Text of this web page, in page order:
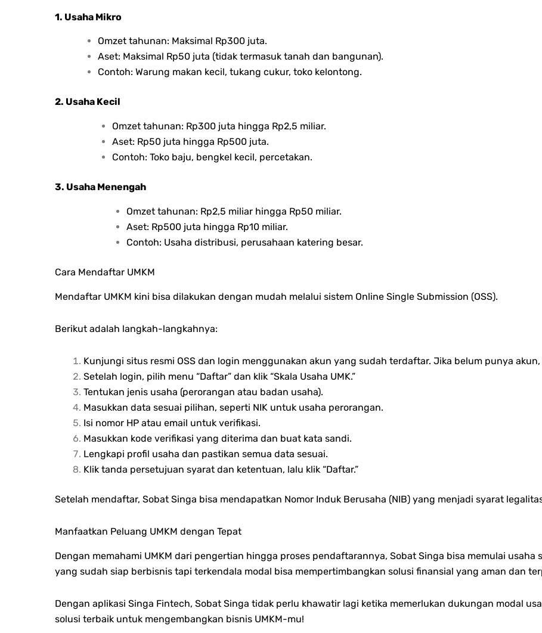
1. Usaha Mikro
Omzet tahunan: Maksimal Rp300 juta.
Aset: Maksimal Rp50 juta (tidak termasuk tanah dan bangunan).
Contoh: Warung makan kecil, tukang cukur, toko kelontong.
2. Usaha Kecil
Omzet tahunan: Rp300 juta hingga Rp2,5 miliar.
Aset: Rp50 juta hingga Rp500 juta.
Contoh: Toko baju, bengkel kecil, percetakan.
3. Usaha Menengah
Omzet tahunan: Rp2,5 miliar hingga Rp50 miliar.
Aset: Rp500 juta hingga Rp10 miliar.
Contoh: Usaha distribusi, perusahaan katering besar.
Cara Mendaftar UMKM
Mendaftar UMKM kini bisa dilakukan dengan mudah melalui sistem Online Single Submission (OSS).
Berikut adalah langkah-langkahnya:
Kunjungi situs resmi OSS dan login menggunakan akun yang sudah terdaftar. Jika belum punya
Setelah login, pilih menu “Daftar” dan klik “Skala Usaha UMK.”
Tentukan jenis usaha (perorangan atau badan usaha).
Masukkan data sesuai pilihan, seperti NIK untuk usaha perorangan.
Isi nomor HP atau email untuk verifikasi.
Masukkan kode verifikasi yang diterima dan buat kata sandi.
Lengkapi profil usaha dan pastikan semua data sesuai.
Klik tanda persetujuan syarat dan ketentuan, lalu klik “Daftar.”
Setelah mendaftar, Sobat Singa bisa mendapatkan Nomor Induk Berusaha (NIB) yang menjadi syarat
Manfaatkan Peluang UMKM dengan Tepat
Dengan memahami UMKM dari pengertian hingga proses pendaftarannya, Sobat Singa bisa memulai usaha
yang sudah siap berbisnis tapi terkendala modal bisa mempertimbangkan solusi finansial yang aman dan
Dengan aplikasi Singa Fintech, Sobat Singa tidak perlu khawatir lagi ketika memerlukan dukungan modal
solusi terbaik untuk mengembangkan bisnis UMKM-mu!